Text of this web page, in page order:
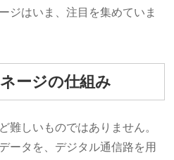
ジはいま、注目を集めていま
ージの仕組み
難しいものではありません。
ータを、デジタル通信路を用